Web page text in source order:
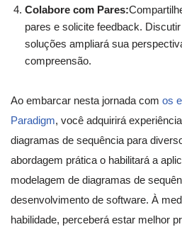
Colabore com Pares:
pares e solicite feedback.
soluções ampliará sua
compreensão.
Ao embarcar nesta jornada com os
Paradigm, você adquirirá
diagramas de sequência para
abordagem prática o habilitará a
modelagem de diagramas de
desenvolvimento de software. À
habilidade, perceberá estar melhor